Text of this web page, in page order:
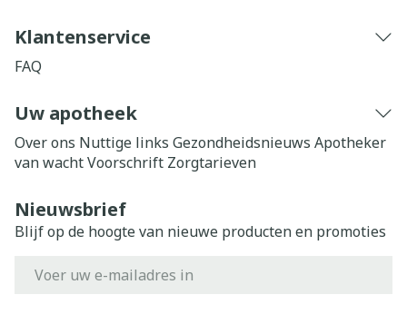
Klantenservice
FAQ
Uw apotheek
Over ons Nuttige links Gezondheidsnieuws Apotheker
van wachtVoorschrift Zorgtarieven
Nieuwsbrief
Blijf op de hoogte van nieuwe producten en promoties